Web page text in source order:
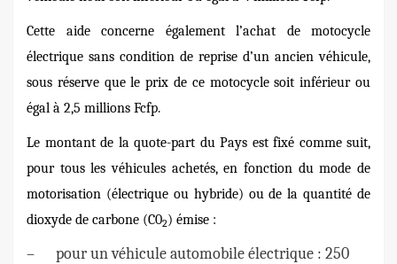
Cette aide concerne également l’achat de motocycle
électrique sans condition de reprise d’un ancien véhicule,
sous réserve que le prix de ce motocycle soit inférieur ou
égal à 2,5 millions Fcfp.
Le montant de la quote-part du Pays est fixé comme suit,
pour tous les véhicules achetés, en fonction du mode de
motorisation (électrique ou hybride) ou de la quantité de
dioxyde de carbone (C02) émise :
– pour un véhicule automobile électrique : 250